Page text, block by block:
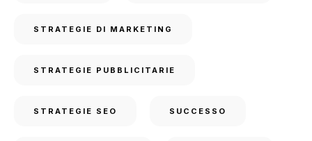
STRATEGIE DI MARKETING
STRATEGIE PUBBLICITARIE
STRATEGIE SEO SUCCESSO